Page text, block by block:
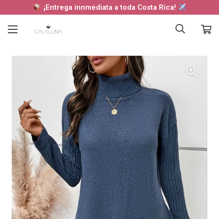
¡Entrega innmediata a toda Costa Rica!